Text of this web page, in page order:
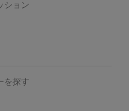
ション
を探す